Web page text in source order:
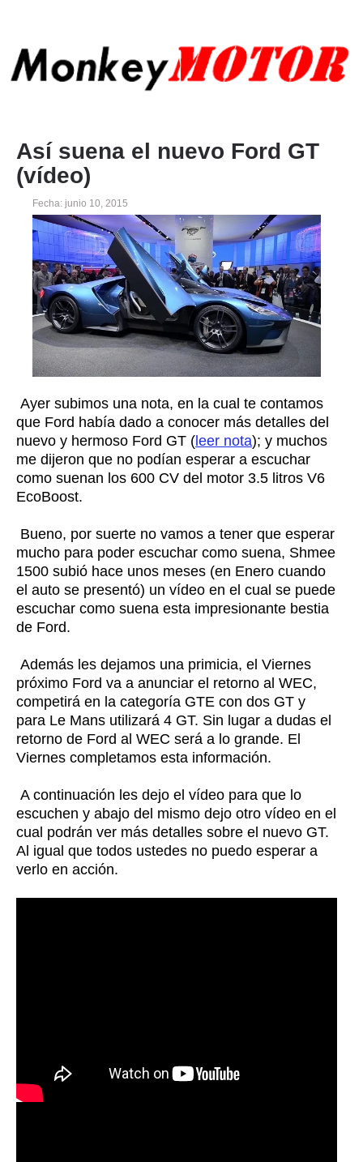
Así suena el nuevo Ford GT
(vídeo)
Fecha: junio 10, 2015
Ayer subimos una nota, en la cual te contamos
que Ford había dado a conocer más detalles del
nuevo y hermoso Ford GT (leer nota); y muchos
me dijeron que no podían esperar a escuchar
como suenan los 600 CV del motor 3.5 litros V6
EcoBoost.
Bueno, por suerte no vamos a tener que esperar
mucho para poder escuchar como suena, Shmee
1500 subió hace unos meses (en Enero cuando
el auto se presentó) un vídeo en el cual se puede
escuchar como suena esta impresionante bestia
de Ford.
Además les dejamos una primicia, el Viernes
próximo Ford va a anunciar el retorno al WEC,
competirá en la categoría GTE con dos GT y
para Le Mans utilizará 4 GT. Sin lugar a dudas el
retorno de Ford al WEC será a lo grande. El
Viernes completamos esta información.
A continuación les dejo el vídeo para que lo
escuchen y abajo del mismo dejo otro vídeo en el
cual podrán ver más detalles sobre el nuevo GT.
Al igual que todos ustedes no puedo esperar a
verlo en acción.